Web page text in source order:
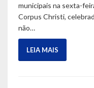
municipais na sexta-
Corpus Christi,
não…
LEIA MAIS